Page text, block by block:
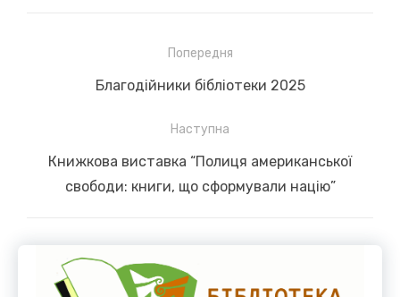
записів
Попередня
Previous
Благодійники бібліотеки 2025
Наступна
Next
post:
Книжкова виставка “Полиця американської
свободи: книги, що сформували націю”